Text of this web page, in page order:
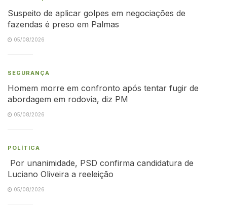
Suspeito de aplicar golpes em negociações de
fazendas é preso em Palmas
05/08/2026
SEGURANÇA
Homem morre em confronto após tentar fugir de
abordagem em rodovia, diz PM
05/08/2026
POLÍTICA
Por unanimidade, PSD confirma candidatura de
Luciano Oliveira a reeleição
05/08/2026